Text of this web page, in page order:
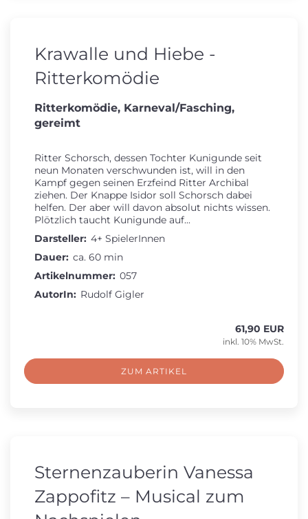
Krawalle und Hiebe -
Ritterkomödie
Ritterkomödie, Karneval/Fasching,
gereimt
Ritter Schorsch, dessen Tochter Kunigunde seit
neun Monaten verschwunden ist, will in den
Kampf gegen seinen Erzfeind Ritter Archibal
ziehen. Der Knappe Isidor soll Schorsch dabei
helfen. Der aber will davon absolut nichts wissen.
Plötzlich taucht Kunigunde auf...
Darsteller: 4+ SpielerInnen
Dauer: ca. 60 min
Artikelnummer: 057
AutorIn: Rudolf Gigler
61,90 EUR
inkl. 10% MwSt.
ZUM ARTIKEL
Sternenzauberin Vanessa
Zappofitz – Musical zum